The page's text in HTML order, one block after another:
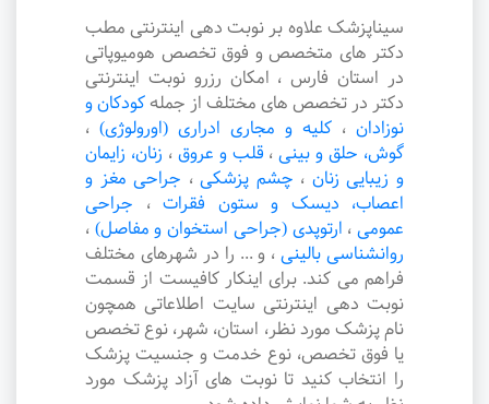
سیناپزشک علاوه بر نوبت دهی اینترنتی مطب
دکتر های متخصص و فوق تخصص هومیوپاتی
در استان فارس ، امکان رزرو نوبت اینترنتی
دکتر در تخصص های مختلف از جملهکودکان و
نوزادان ، کلیه و مجاری ادراری (اورولوژی) ،
گوش، حلق و بینی ، قلب و عروق ، زنان، زایمان
و زیبایی زنان ، چشم پزشکی ، جراحی مغز و
اعصاب، دیسک و ستون فقرات ، جراحی
عمومی ، ارتوپدی (جراحی استخوان و مفاصل) ،
روانشناسی بالینی ، و ... را در شهرهای مختلف
فراهم می کند. برای اینکار کافیست از قسمت
نوبت دهی اینترنتی سایت اطلاعاتی همچون
نام پزشک مورد نظر، استان، شهر، نوع تخصص
یا فوق تخصص، نوع خدمت و جنسیت پزشک
را انتخاب کنید تا نوبت های آزاد پزشک مورد